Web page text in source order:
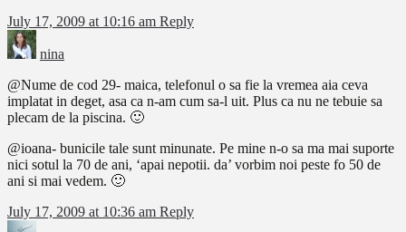
July 17, 2009 at 10:16 am Reply
nina
@Nume de cod 29- maica, telefonul o sa fie la vremea aia ceva
implatat in deget, asa ca n-am cum sa-l uit. Plus ca nu ne tebuie sa
plecam de la piscina. 🙂
@ioana- bunicile tale sunt minunate. Pe mine n-o sa ma mai suporte
nici sotul la 70 de ani, ‘apai nepotii. da’ vorbim noi peste fo 50 de
ani si mai vedem. 🙂
July 17, 2009 at 10:36 am Reply